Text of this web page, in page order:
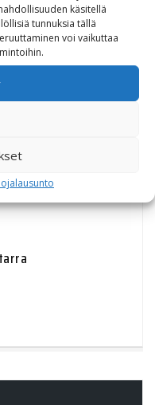
käsitellä
tunnuksia tällä
voi vaikuttaa